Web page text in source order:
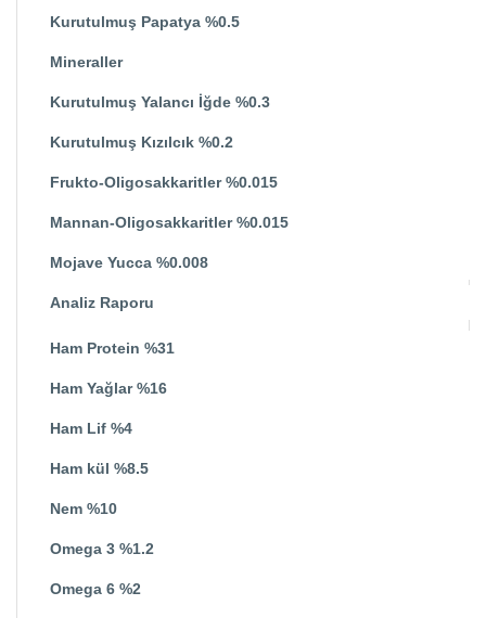
Kurutulmuş Papatya %0.5
Mineraller
Kurutulmuş Yalancı İğde %0.3
Kurutulmuş Kızılcık %0.2
Frukto-Oligosakkaritler %0.015
Mannan-Oligosakkaritler %0.015
Mojave Yucca %0.008
Analiz Raporu
Ham Protein %31
Ham Yağlar %16
Ham Lif %4
Ham kül %8.5
Nem %10
Omega 3 %1.2
Omega 6 %2